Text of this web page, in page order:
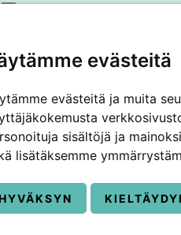
evästeitä
evästeitä ja muita
sisältöjä ja
lisätäksemme
HYVÄKSYN
YouTube